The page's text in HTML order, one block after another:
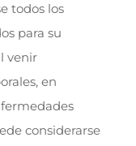
todos los
para su
venir
en
considerarse